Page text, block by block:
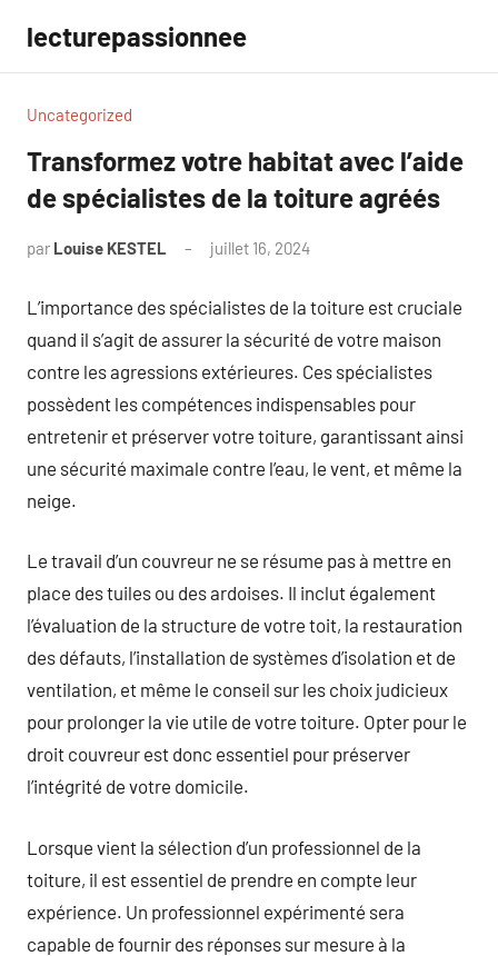
contenu
lecturepassionnee
Uncategorized
Transformez votre habitat avec l’aide
de spécialistes de la toiture agréés
par Louise KESTEL juillet 16, 2024
L’importance des spécialistes de la toiture est cruciale
quand il s’agit de assurer la sécurité de votre maison
contre les agressions extérieures. Ces spécialistes
possèdent les compétences indispensables pour
entretenir et préserver votre toiture, garantissant ainsi
une sécurité maximale contre l’eau, le vent, et même la
neige.
Le travail d’un couvreur ne se résume pas à mettre en
place des tuiles ou des ardoises. Il inclut également
l’évaluation de la structure de votre toit, la restauration
des défauts, l’installation de systèmes d’isolation et de
ventilation, et même le conseil sur les choix judicieux
pour prolonger la vie utile de votre toiture. Opter pour le
droit couvreur est donc essentiel pour préserver
l’intégrité de votre domicile.
Lorsque vient la sélection d’un professionnel de la
toiture, il est essentiel de prendre en compte leur
expérience. Un professionnel expérimenté sera
capable de fournir des réponses sur mesure à la